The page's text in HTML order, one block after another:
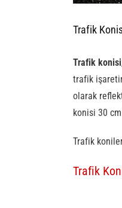
Trafik
Trafik konisi
trafik
olarak
konisi 30
Trafik
Trafik